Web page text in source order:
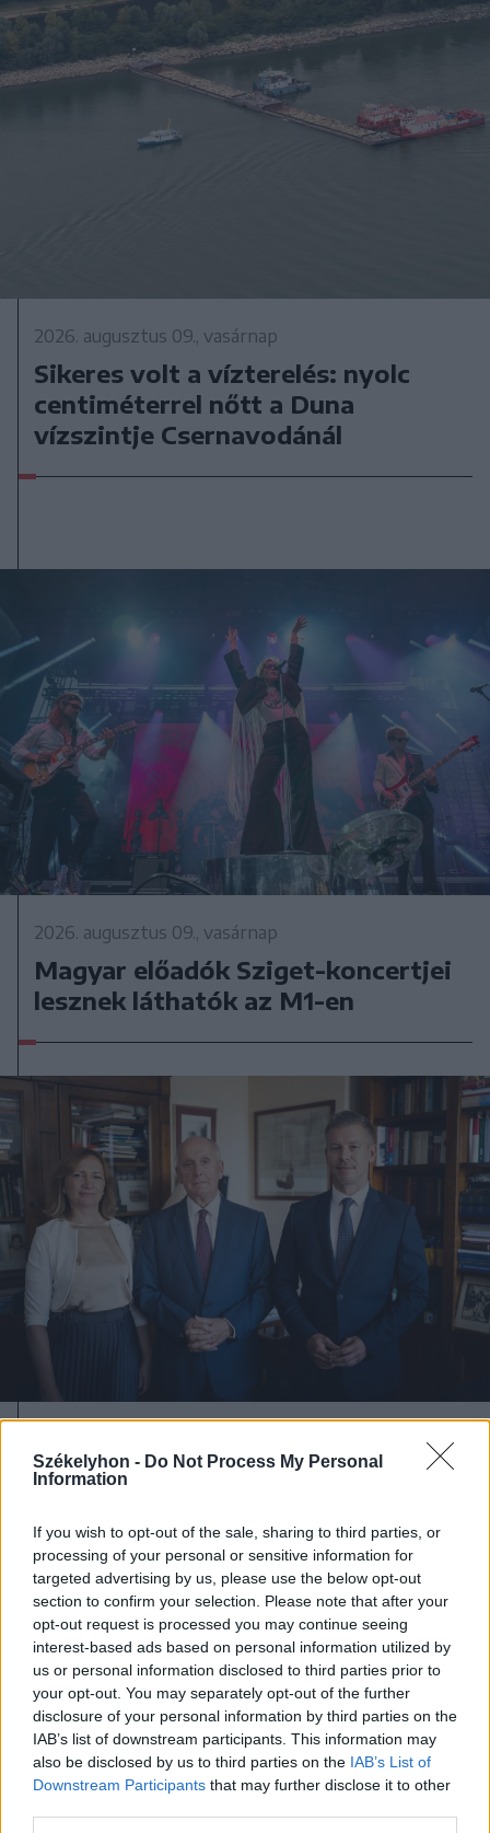
Székelyhon - Do Not Process My Personal
Information
If you wish to opt-out of the sale, sharing to third parties, or
processing of your personal or sensitive information for
targeted advertising by us, please use the below opt-out
section to confirm your selection. Please note that after your
opt-out request is processed you may continue seeing
interest-based ads based on personal information utilized by
us or personal information disclosed to third parties prior to
your opt-out. You may separately opt-out of the further
disclosure of your personal information by third parties on the
IAB’s list of downstream participants. This information may
also be disclosed by us to third parties on the IAB’s List of
Downstream Participants that may further disclose it to other
2026. augusztus 09., vasárnap
Sikeres volt a vízterelés: nyolc
centiméterrel nőtt a Duna
vízszintje Csernavodánál
2026. augusztus 09., vasárnap
Magyar előadók Sziget-koncertjei
lesznek láthatók az M1-en
Baka András elfogadta a felkérést a